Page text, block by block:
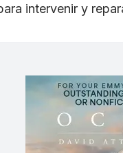
intervenir y